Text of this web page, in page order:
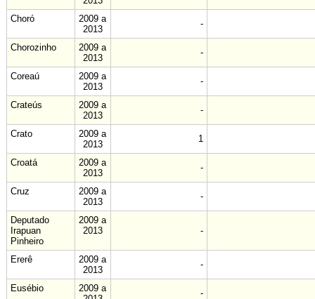
Choró
2009 a
2013
-
Chorozinho
2009 a
2013
-
Coreaú
2009 a
2013
-
Crateús
2009 a
2013
-
Crato
2009 a
2013
1
Croatá
2009 a
2013
-
Cruz
2009 a
2013
-
Deputado
Irapuan
Pinheiro
2009 a
2013
-
Ererê
2009 a
2013
-
Eusébio
2009 a
-